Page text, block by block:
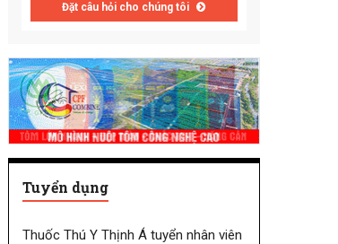
Đặt câu hỏi cho chúng tôi
Tuyển dụng
Thuốc Thú Y Thịnh Á tuyển nhân viên